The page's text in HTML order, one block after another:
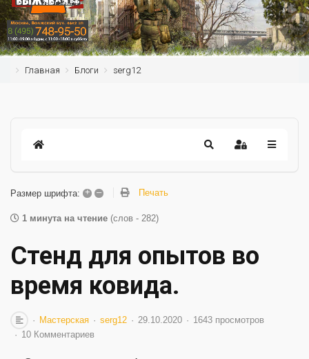
Главная Блоги serg12
Размер шрифта: + – Печать
1 минута на чтение (слов - 282)
Стенд для опытов во
время ковида.
Мастерская serg12 29.10.2020
1643 просмотров
10 Комментариев